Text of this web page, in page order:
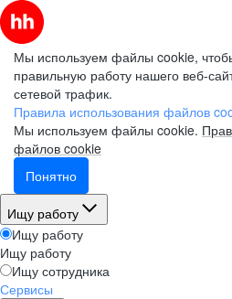
Мы используем файлы cookie,
правильную работу нашего веб-
сетевой трафик.
Правила использования файлов
Мы используем файлы cookie.
файлов cookie
Понятно
Ищу работу
Ищу работу
Ищу работу
Ищу сотрудника
Сервисы